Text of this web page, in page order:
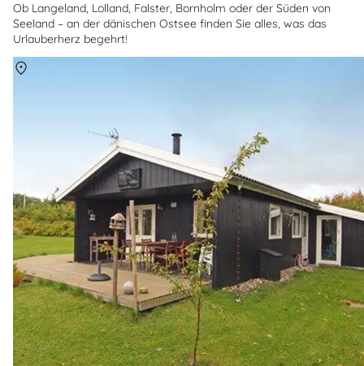
Ob Langeland, Lolland, Falster, Bornholm oder der Süden von
Seeland – an der dänischen Ostsee finden Sie alles, was das
Urlauberherz begehrt!